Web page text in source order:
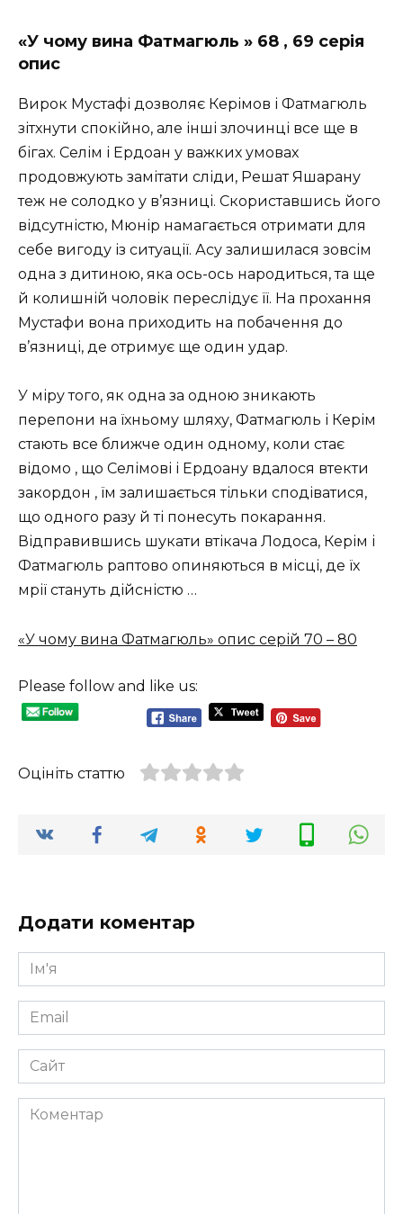
«У чому вина Фатмагюль » 68 , 69 серія
опис
Вирок Мустафі дозволяє Керімов і Фатмагюль
зітхнути спокійно, але інші злочинці все ще в
бігах. Селім і Ердоан у важких умовах
продовжують замітати сліди, Решат Яшарану
теж не солодко у в’язниці. Скориставшись його
відсутністю, Мюнір намагається отримати для
себе вигоду із ситуації. Асу залишилася зовсім
одна з дитиною, яка ось-ось народиться, та ще
й колишній чоловік переслідує її. На прохання
Мустафи вона приходить на побачення до
в’язниці, де отримує ще один удар.
У міру того, як одна за одною зникають
перепони на їхньому шляху, Фатмагюль і Керім
стають все ближче один одному, коли стає
відомо , що Селімові і Ердоану вдалося втекти
закордон , їм залишається тільки сподіватися,
що одного разу й ті понесуть покарання.
Відправившись шукати втікача Лодоса, Керім і
Фатмагюль раптово опиняються в місці, де їх
мрії стануть дійсністю …
«У чому вина Фатмагюль» опис серій 70 – 80
Please follow and like us:
Оцініть статтю
Додати коментар
Ім'я
*
Email
*
Сайт
Коментар